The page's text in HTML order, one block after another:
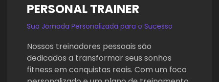
PERSONAL TRAINER
Sua Jornada Personalizada para o Sucesso
Nossos treinadores pessoais são
dedicados a transformar seus sonhos
fitness em conquistas reais. Com um foco